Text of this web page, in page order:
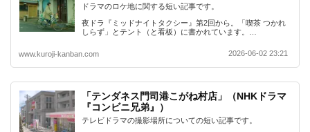
ドラマのロケ地に関する短い記事です。
夜ドラ『ミッドナイトタクシー』第2回から。「喫茶 つかれ
しらず」とテント（と看板）に書かれています。…
www.kuroji-kanban.com 2026-06-02 23:21
「テンダネス門司港こがね村店」（NHKドラマ
『コンビニ兄弟』）
テレビドラマの撮影場所についての短い記事です。